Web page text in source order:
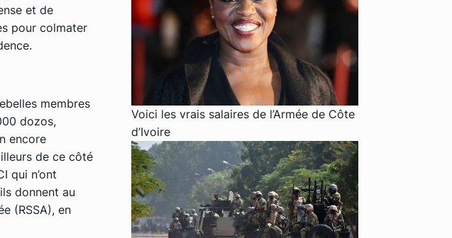
et de
pour colmater
membres
dozos,
encore
de ce côté
qui n’ont
donnent au
(RSSA), en
Voici les vrais salaires de l’Armée de Côte
d’Ivoire